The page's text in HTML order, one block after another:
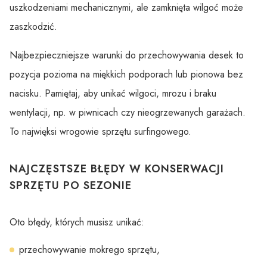
uszkodzeniami mechanicznymi, ale zamknięta wilgoć może
zaszkodzić.
Najbezpieczniejsze warunki do przechowywania desek to
pozycja pozioma na miękkich podporach lub pionowa bez
nacisku. Pamiętaj, aby unikać wilgoci, mrozu i braku
wentylacji, np. w piwnicach czy nieogrzewanych garażach.
To najwięksi wrogowie sprzętu surfingowego.
NAJCZĘSTSZE BŁĘDY W KONSERWACJI
SPRZĘTU PO SEZONIE
Oto błędy, których musisz unikać:
przechowywanie mokrego sprzętu,